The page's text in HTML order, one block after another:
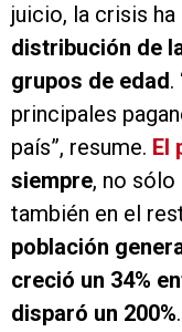
juicio, la crisis ha
distribución de
grupos de edad.
principales
país”, resume. El
siempre, no sólo
también en el
población
creció un 34%
disparó un 200%